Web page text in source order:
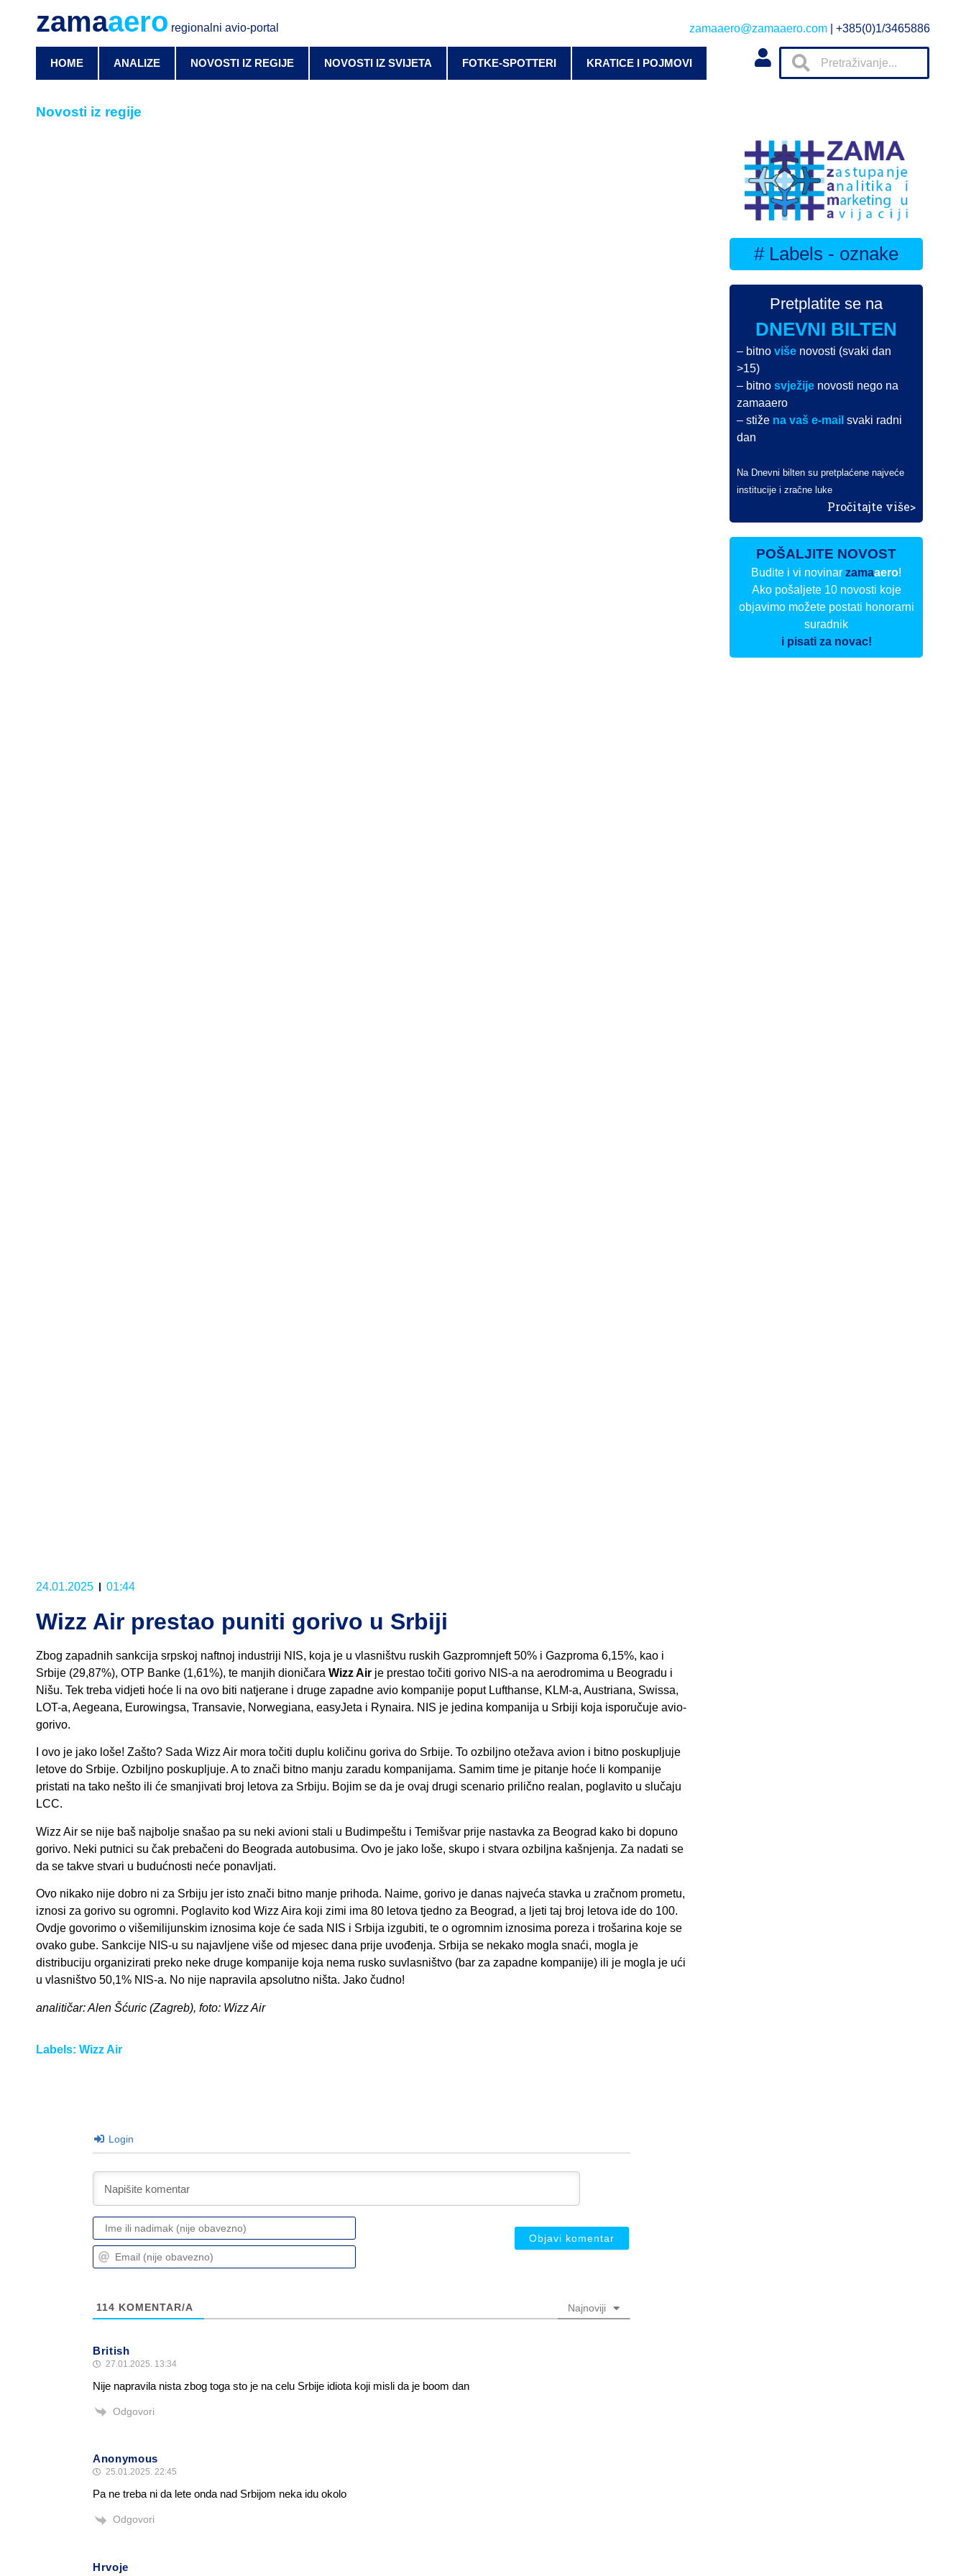
zamaaero regionalni avio-portal zamaaero@zamaaero.com | +385(0)1/3465886
HOME ANALIZE NOVOSTI IZ REGIJE NOVOSTI IZ SVIJETA FOTKE-SPOTTERI KRATICE I POJMOVI
Novosti iz regije
24.01.2025 01:44
Wizz Air prestao puniti gorivo u Srbiji
Zbog zapadnih sankcija srpskoj naftnoj industriji NIS, koja je u vlasništvu ruskih Gazpromnjeft 50% i Gazproma 6,15%, kao i
Srbije (29,87%), OTP Banke (1,61%), te manjih dioničara Wizz Air je prestao točiti gorivo NIS-a na aerodromima u Beogradu i
Nišu. Tek treba vidjeti hoće li na ovo biti natjerane i druge zapadne avio kompanije poput Lufthanse, KLM-a, Austriana, Swissa,
LOT-a, Aegeana, Eurowingsa, Transavie, Norwegiana, easyJeta i Rynaira. NIS je jedina kompanija u Srbiji koja isporučuje avio-
gorivo.
I ovo je jako loše! Zašto? Sada Wizz Air mora točiti duplu količinu goriva do Srbije. To ozbiljno otežava avion i bitno poskupljuje
letove do Srbije. Ozbiljno poskupljuje. A to znači bitno manju zaradu kompanijama. Samim time je pitanje hoće li kompanije
pristati na tako nešto ili će smanjivati broj letova za Srbiju. Bojim se da je ovaj drugi scenario prilično realan, poglavito u slučaju
LCC.
Wizz Air se nije baš najbolje snašao pa su neki avioni stali u Budimpeštu i Temišvar prije nastavka za Beograd kako bi dopuno
gorivo. Neki putnici su čak prebačeni do Beograda autobusima. Ovo je jako loše, skupo i stvara ozbiljna kašnjenja. Za nadati se
da se takve stvari u budućnosti neće ponavljati.
Ovo nikako nije dobro ni za Srbiju jer isto znači bitno manje prihoda. Naime, gorivo je danas najveća stavka u zračnom prometu,
iznosi za gorivo su ogromni. Poglavito kod Wizz Aira koji zimi ima 80 letova tjedno za Beograd, a ljeti taj broj letova ide do 100.
Ovdje govorimo o višemilijunskim iznosima koje će sada NIS i Srbija izgubiti, te o ogromnim iznosima poreza i trošarina koje se
ovako gube. Sankcije NIS-u su najavljene više od mjesec dana prije uvođenja. Srbija se nekako mogla snaći, mogla je
distribuciju organizirati preko neke druge kompanije koja nema rusko suvlasništvo (bar za zapadne kompanije) ili je mogla je ući
u vlasništvo 50,1% NIS-a. No nije napravila apsolutno ništa. Jako čudno!
analitičar: Alen Šćuric (Zagreb), foto: Wizz Air
Labels: Wizz Air
Login
Ime
ili
nadimak
Email
(nije
114 KOMENTAR/A Najnoviji
British
27.01.2025. 13:34
Nije napravila nista zbog toga sto je na celu Srbije idiota koji misli da je boom dan
Odgovori
Anonymous
25.01.2025. 22:45
Pa ne treba ni da lete onda nad Srbijom neka idu okolo
Odgovori
Hrvoje
# Labels - oznake
Pretplatite se na
DNEVNI BILTEN
– bitnoviše novosti (svaki dan
>15)
– bitnosvježije novosti nego na
zamaaero
– stiže na vaš e-mail svaki radni
dan
Na Dnevni bilten su pretplaćene najveće
institucije i zračne luke
Pročitajte više>
POŠALJITE NOVOST
Budite i vi novinarzamaaero!
Ako pošaljete 10 novosti koje
objavimo možete postati honorarni
suradnik
i pisati za novac!